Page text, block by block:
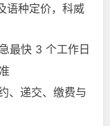
语种定价，科威
最快 3 个工作日
、递交、缴费与